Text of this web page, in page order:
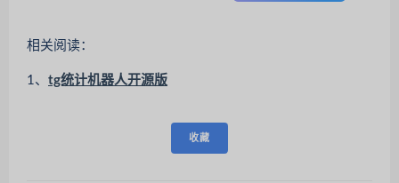
相关阅读：
1、 tg统计机器人开源版
收藏